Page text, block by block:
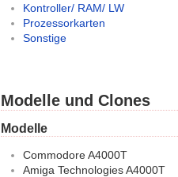
Kontroller/ RAM/ LW
Prozessorkarten
Sonstige
Modelle und Clones
Modelle
Commodore A4000T
Amiga Technologies A4000T